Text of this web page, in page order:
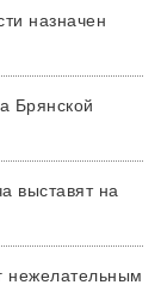
назначен
Брянской
выставят на
нежелательным